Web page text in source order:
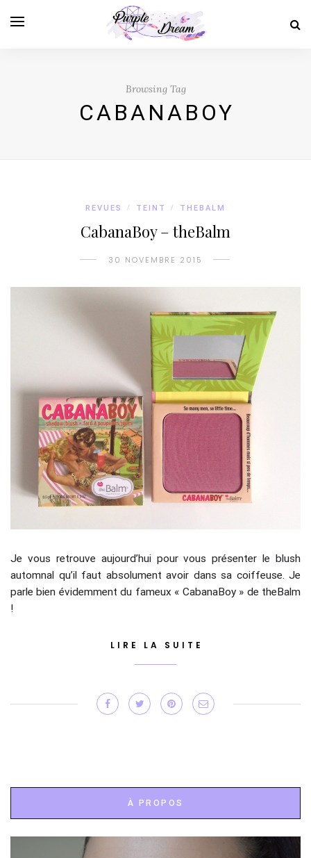
Browsing Tag
CABANABOY
REVUES / TEINT / THEBALM
CabanaBoy – theBalm
30 NOVEMBRE 2015
Je vous retrouve aujourd’hui pour vous présenter le blush
automnal qu’il faut absolument avoir dans sa coiffeuse. Je
parle bien évidemment du fameux « CabanaBoy » de theBalm
!
LIRE LA SUITE
À PROPOS